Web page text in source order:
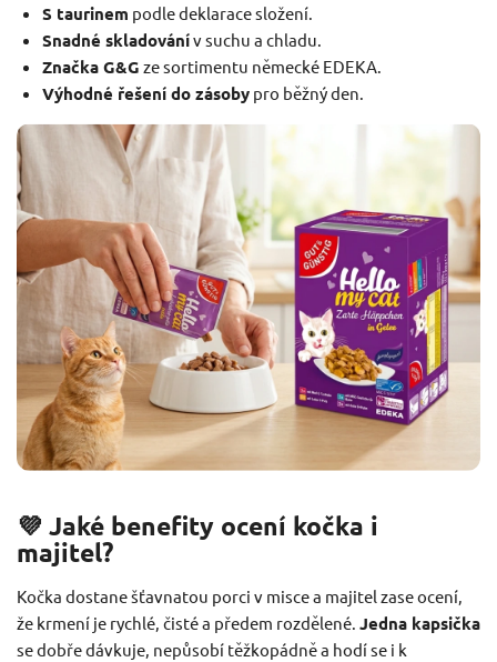
S taurinem podle deklarace složení.
Snadné skladovánív suchu a chladu.
Značka G&G ze sortimentu německé EDEKA.
Výhodné řešení do zásobypro běžný den.
💜 Jaké benefity ocení kočka i
majitel?
Kočka dostane šťavnatou porci v misce a majitel zase ocení,
že krmení je rychlé, čisté a předem rozdělené. Jedna kapsička
se dobře dávkuje, nepůsobí těžkopádně a hodí se i k